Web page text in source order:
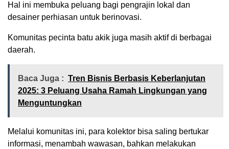
Hal ini membuka peluang bagi pengrajin lokal dan
desainer perhiasan untuk berinovasi.
Komunitas pecinta batu akik juga masih aktif di berbagai
daerah.
Baca Juga : Tren Bisnis Berbasis Keberlanjutan
2025: 3 Peluang Usaha Ramah Lingkungan yang
Menguntungkan
Melalui komunitas ini, para kolektor bisa saling bertukar
informasi, menambah wawasan, bahkan melakukan